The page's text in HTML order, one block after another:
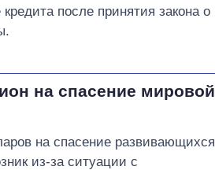
после принятия закона о
на спасение мировой
на спасение развивающихся
из-за ситуации с